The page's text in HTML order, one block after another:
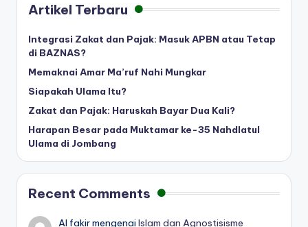
Artikel Terbaru
Integrasi Zakat dan Pajak: Masuk APBN atau Tetap
di BAZNAS?
Memaknai Amar Ma’ruf Nahi Mungkar
Siapakah Ulama Itu?
Zakat dan Pajak: Haruskah Bayar Dua Kali?
Harapan Besar pada Muktamar ke-35 Nahdlatul
Ulama di Jombang
Recent Comments
Al fakirmengenaiIslam dan Agnostisisme